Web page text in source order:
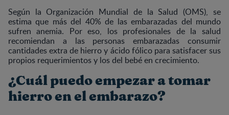
Según la Organización Mundial de la Salud (OMS), se
estima que más del 40% de las embarazadas del mundo
sufren anemia. Por eso, los profesionales de la salud
recomiendan a las personas embarazadas consumir
cantidades extra de hierro y ácido fólico para satisfacer sus
propios requerimientos y los del bebé en crecimiento.
¿Cuál puedo empezar a tomar
hierro en el embarazo?